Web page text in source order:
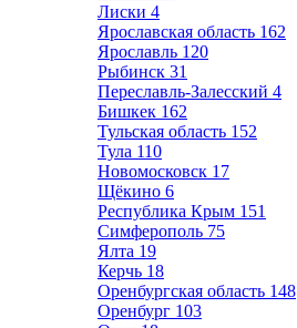
Лиски 4
Ярославская область 162
Ярославль 120
Рыбинск 31
Переславль-Залесский 4
Бишкек 162
Тульская область 152
Тула 110
Новомосковск 17
Щёкино 6
Республика Крым 151
Симферополь 75
Ялта 19
Керчь 18
Оренбургская область 148
Оренбург 103